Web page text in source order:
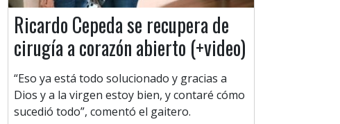
Ricardo Cepeda se recupera de
cirugía a corazón abierto (+video)
“Eso ya está todo solucionado y gracias a
Dios y a la virgen estoy bien, y contaré cómo
sucedió todo”, comentó el gaitero.